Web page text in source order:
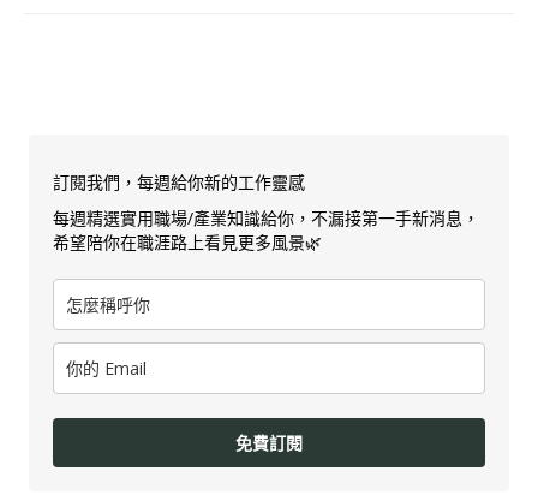
訂閱我們，每週給你新的工作靈感
每週精選實用職場/產業知識給你，不漏接第一手新消息，
希望陪你在職涯路上看見更多風景🌿
免費訂閱